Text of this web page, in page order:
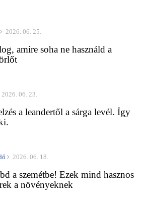
2026. 06. 25.
amire soha ne használd a
2026. 06. 23.
a leandertől a sárga levél. Így
2026. 06. 18.
a szemétbe! Ezek mind hasznos
a növényeknek